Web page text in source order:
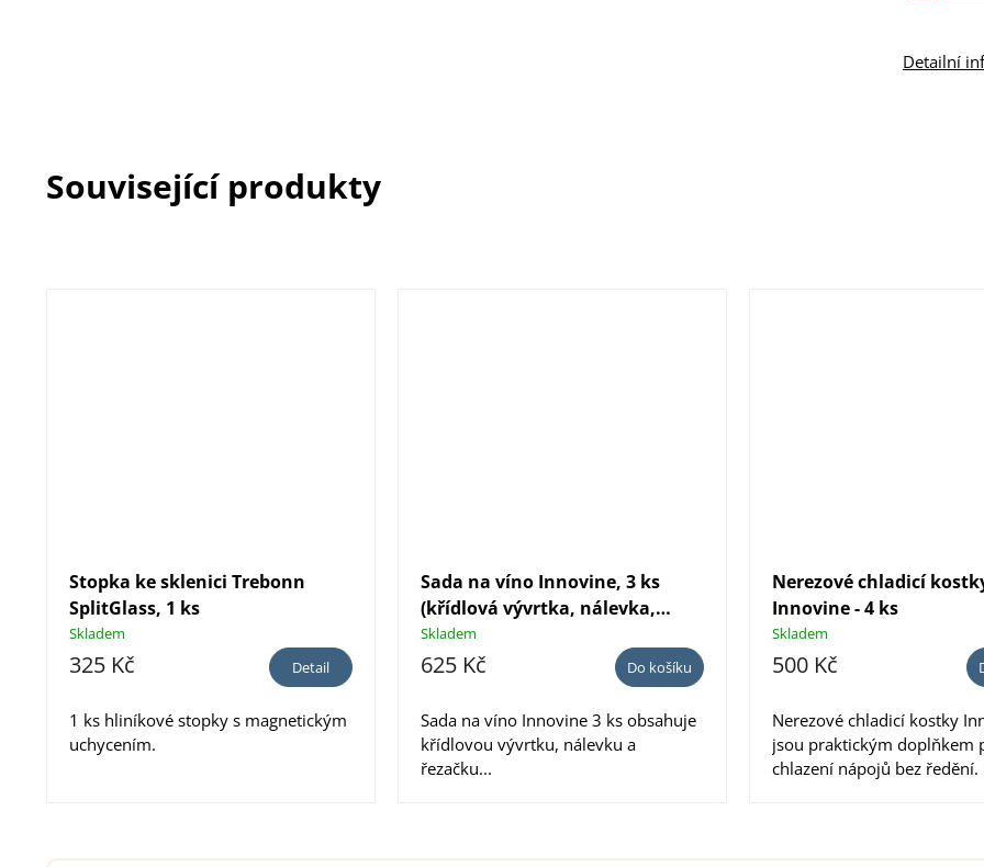
Detailní
Související produkty
Stopka ke sklenici Trebonn
SplitGlass, 1 ks
Skladem
325 Kč Detail
1 ks hliníkové stopky s magnetickým
uchycením.
Sada na víno Innovine, 3 ks
(křídlová vývrtka, nálevka,
řezačka fólií)
Skladem
625 Kč Do košíku
Sada na víno Innovine 3 ks obsahuje
křídlovou vývrtku, nálevku a
řezačku...
Nerezové chladicí
Innovine - 4 ks
Skladem
500 Kč
Nerezové chladicí kostky
jsou praktickým doplňkem
chlazení nápojů bez ředění.